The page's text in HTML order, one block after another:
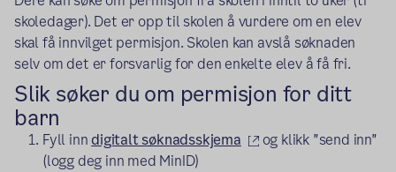
skoledager). Det er opp til skolen å vurdere om en elev
skal få innvilget permisjon. Skolen kan avslå søknaden
selv om det er forsvarlig for den enkelte elev å få fri.
Slik søker du om permisjon for ditt
barn
Fyll inndigitalt søknadsskjema (ekstern lenke)
og klikk "send inn"
(logg deg inn med MinID)